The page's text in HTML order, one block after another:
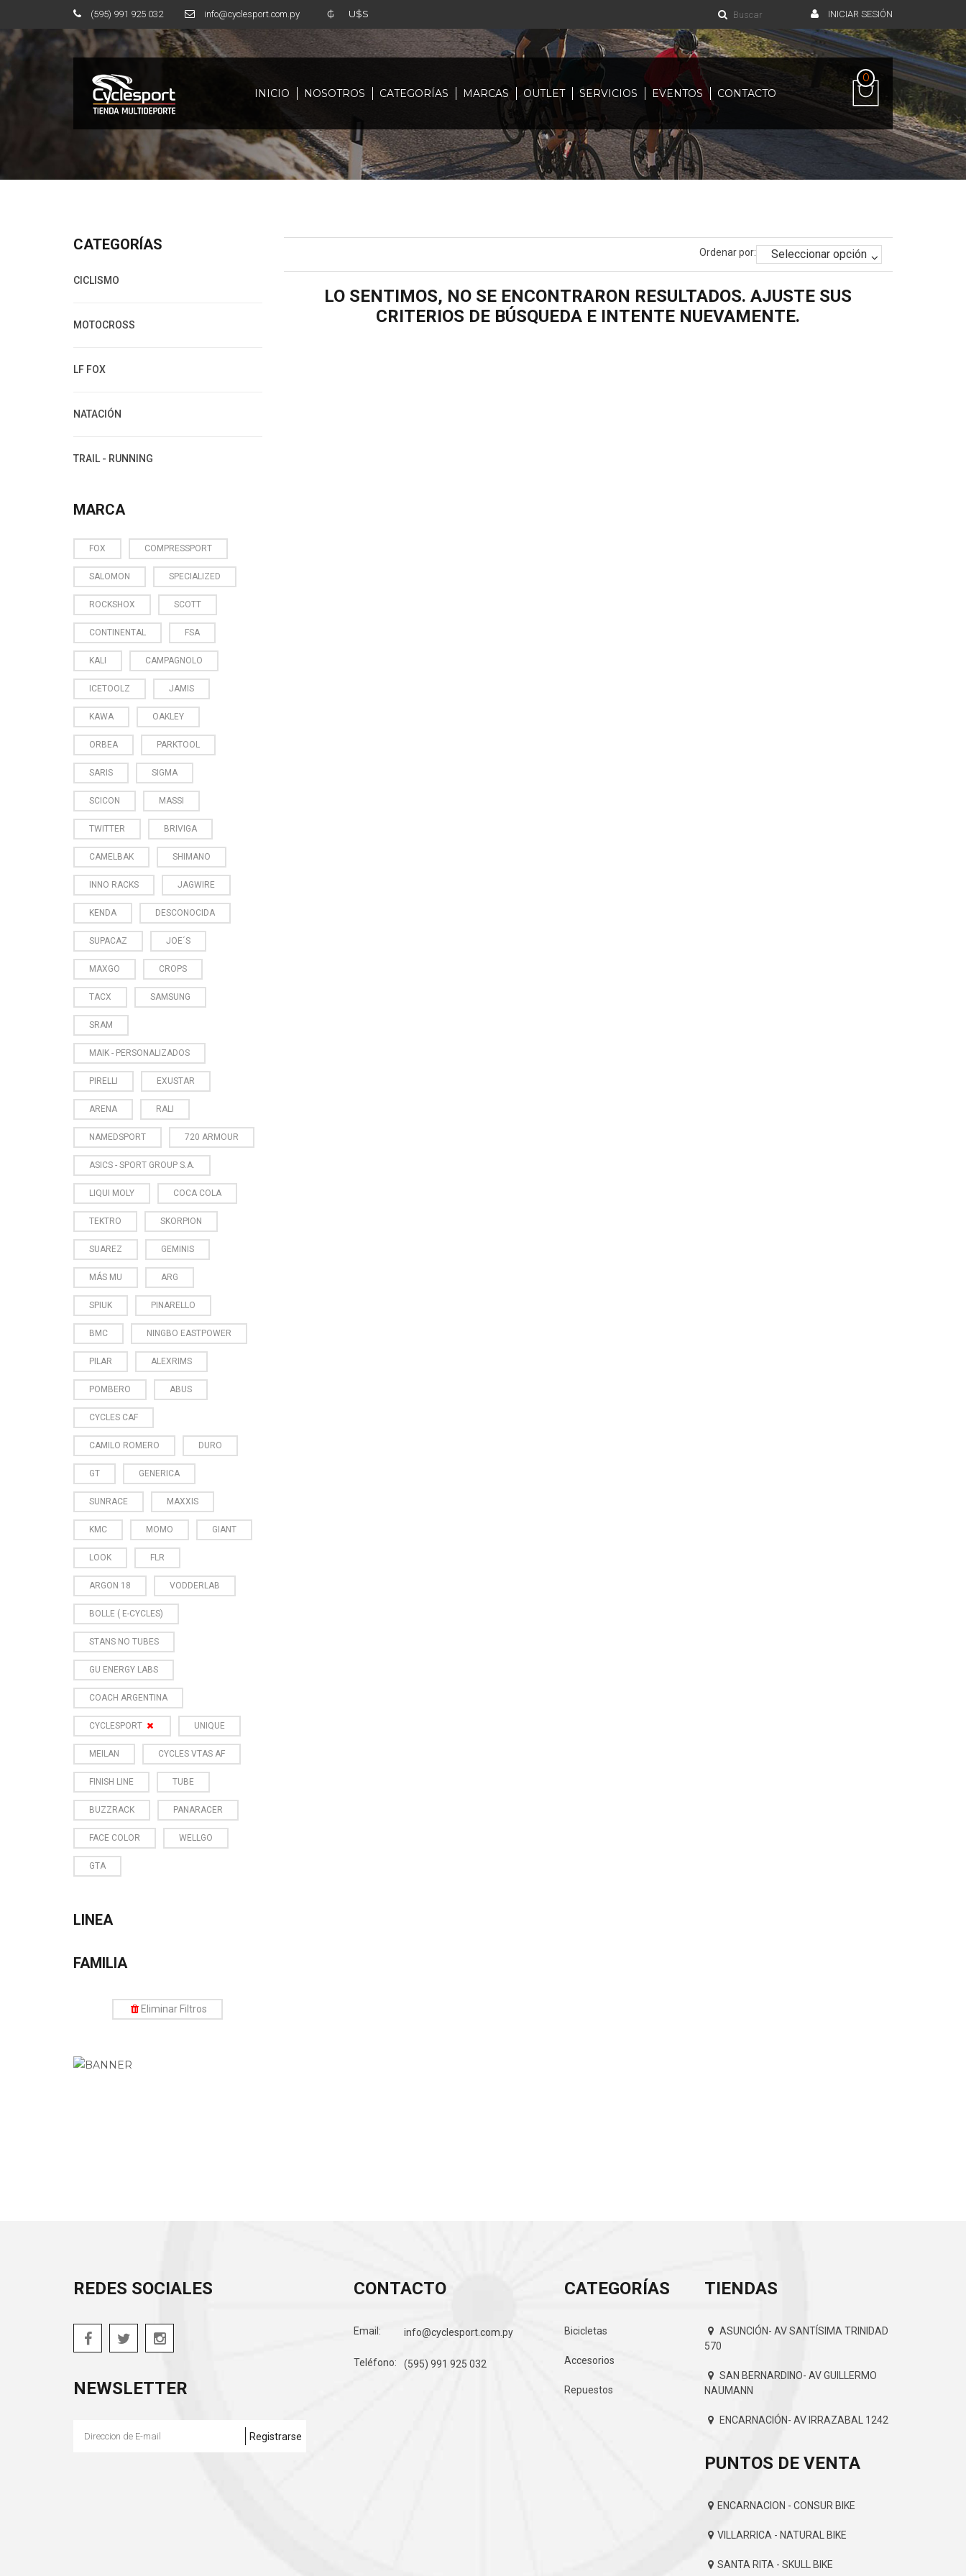
(595) 991 925 032 info@cyclesport.com.py ₲ U$S INICIAR SESIÓN
INICIO NOSOTROS CATEGORÍAS MARCAS OUTLET SERVICIOS EVENTOS CONTACTO
0
CATEGORÍAS
CICLISMO
MOTOCROSS
LF FOX
NATACIÓN
TRAIL - RUNNING
MARCA
FOX COMPRESSPORT
SALOMON SPECIALIZED
ROCKSHOX SCOTT
CONTINENTAL FSA
KALI CAMPAGNOLO
ICETOOLZ JAMIS
KAWA OAKLEY
ORBEA PARKTOOL
SARIS SIGMA
SCICON MASSI
TWITTER BRIVIGA
CAMELBAK SHIMANO
INNO RACKS JAGWIRE
KENDA DESCONOCIDA
SUPACAZ JOE´S
MAXGO CROPS
TACX SAMSUNG
SRAM
MAIK - PERSONALIZADOS
PIRELLI EXUSTAR
ARENA RALI
NAMEDSPORT 720 ARMOUR
ASICS - SPORT GROUP S.A.
LIQUI MOLY COCA COLA
TEKTRO SKORPION
SUAREZ GEMINIS
MÁS MU ARG
SPIUK PINARELLO
BMC NINGBO EASTPOWER
PILAR ALEXRIMS
POMBERO ABUS
CYCLES CAF
CAMILO ROMERO DURO
GT GENERICA
SUNRACE MAXXIS
KMC MOMO GIANT
LOOK FLR
ARGON 18 VODDERLAB
BOLLE ( E-CYCLES)
STANS NO TUBES
GU ENERGY LABS
COACH ARGENTINA
CYCLESPORT UNIQUE
MEILAN CYCLES VTAS AF
FINISH LINE TUBE
BUZZRACK PANARACER
FACE COLOR WELLGO
GTA
LINEA
FAMILIA
Eliminar Filtros
Ordenar por:
LO SENTIMOS, NO SE ENCONTRARON RESULTADOS. AJUSTE SUS
CRITERIOS DE BÚSQUEDA E INTENTE NUEVAMENTE.
REDES SOCIALES
NEWSLETTER
CONTACTO
Email: info@cyclesport.com.py
Teléfono: (595) 991 925 032
CATEGORÍAS
Bicicletas
Accesorios
Repuestos
TIENDAS
ASUNCIÓN- AV SANTÍSIMA TRINIDAD
570
SAN BERNARDINO- AV GUILLERMO
NAUMANN
ENCARNACIÓN- AV IRRAZABAL 1242
PUNTOS DE VENTA
ENCARNACION - CONSUR BIKE
VILLARRICA - NATURAL BIKE
SANTA RITA - SKULL BIKE